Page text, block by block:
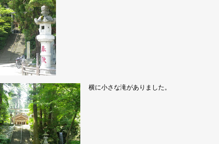
横に小さな滝がありました。